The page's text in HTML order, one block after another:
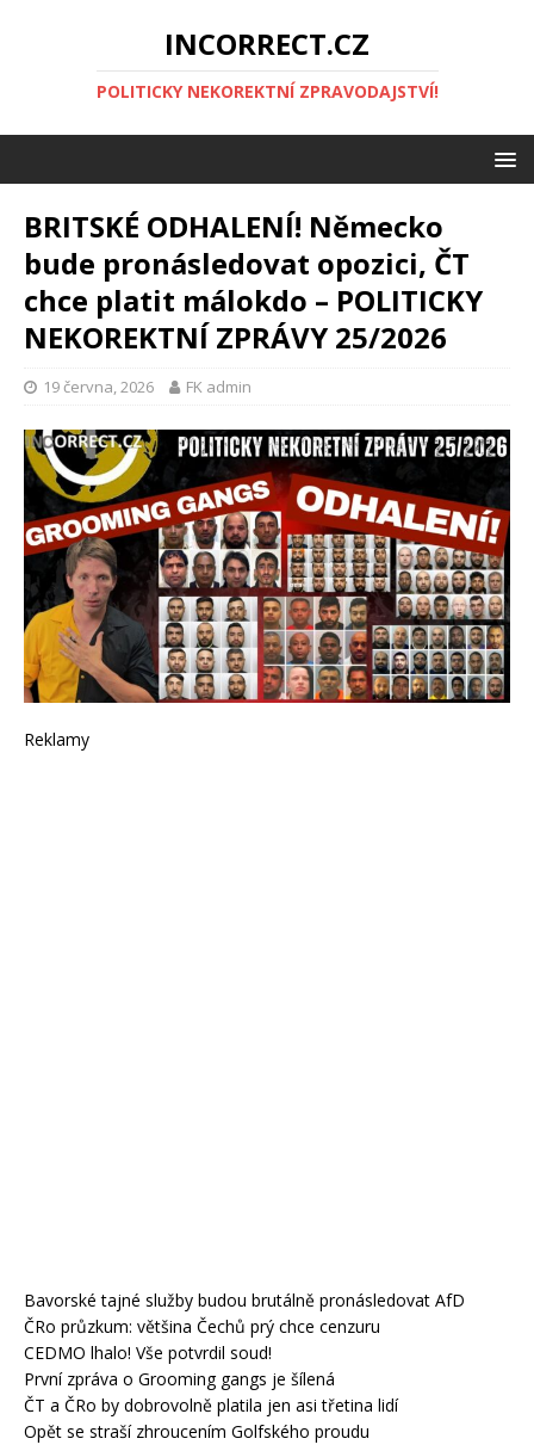
INCORRECT.CZ
POLITICKY NEKOREKTNÍ ZPRAVODAJSTVÍ!
BRITSKÉ ODHALENÍ! Německo
bude pronásledovat opozici, ČT
chce platit málokdo – POLITICKY
NEKOREKTNÍ ZPRÁVY 25/2026
19 června, 2026 FK admin
Reklamy
Bavorské tajné služby budou brutálně pronásledovat AfD
ČRo průzkum: většina Čechů prý chce cenzuru
CEDMO lhalo! Vše potvrdil soud!
První zpráva o Grooming gangs je šílená
ČT a ČRo by dobrovolně platila jen asi třetina lidí
Opět se straší zhroucením Golfského proudu